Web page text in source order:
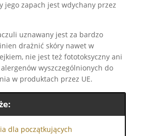
jego zapach jest wdychany przez
uznawany jest za bardzo
drażnić skóry nawet w
nie jest też fototoksyczny ani
wyszczególnionych do
w produktach przez UE.
dla początkujących